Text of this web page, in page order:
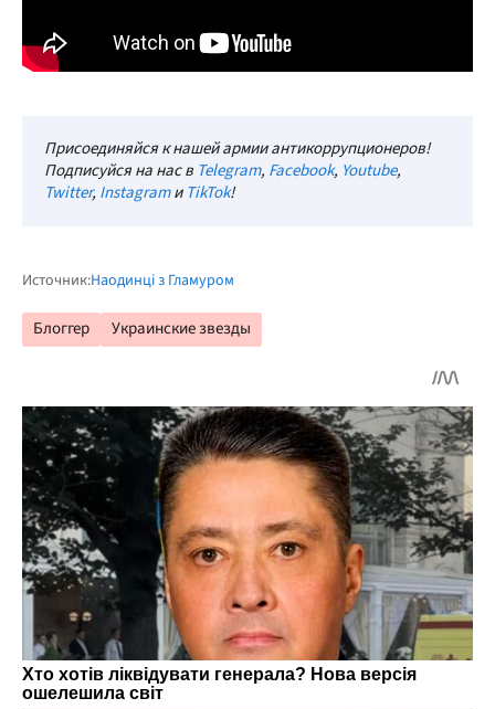
Присоединяйся к нашей армии антикоррупционеров!
Подписуйся на нас в Telegram, Facebook, Youtube,
Twitter, InstagramиTikTok!
Источник:Наодинці з Гламуром
Блоггер Украинские звезды